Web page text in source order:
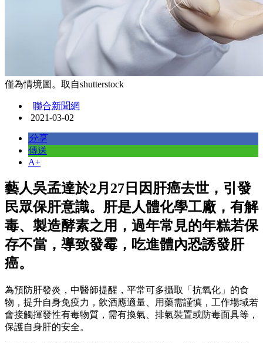
僅為情境圖。取自shutterstock
聯合新聞網
2021-03-02
分享
傳送
A+
藝人吳孟達於2月27日因肝癌去世，引發
民眾保肝意識。肝是人體化學工廠，有解
毒、製造酵素之用，過年常見的年糕若保
存不當，導致發霉，吃進體內恐誘發肝
癌。
為預防肝發炎，中醫師提醒，平常可多攝取「抗氧化」的食
物，提升自身免疫力，飲酒應適量、用藥需謹慎，工作場域若
會接觸揮發性有毒物質，需有換氣、排氣裝置或防毒面具等，
保護自身肝的安全。